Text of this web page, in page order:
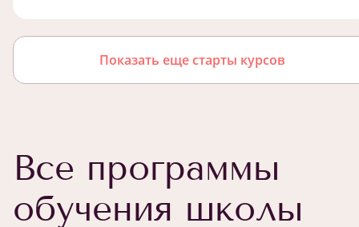
Показать еще старты курсов
Все программы
обучения школы